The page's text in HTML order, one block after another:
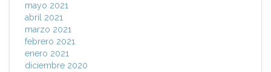
mayo 2021
abril 2021
marzo 2021
febrero 2021
enero 2021
diciembre 2020